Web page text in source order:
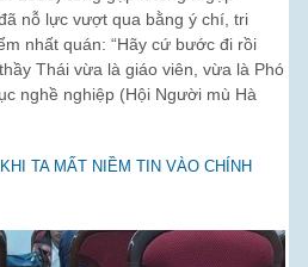
nỗ lực vượt qua bằng ý chí, tri
nhất quán: “Hãy cứ bước đi rồi
Thái vừa là giáo viên, vừa là Phó
nghề nghiệp (Hội Người mù Hà
TA MẤT NIỀM TIN VÀO CHÍNH